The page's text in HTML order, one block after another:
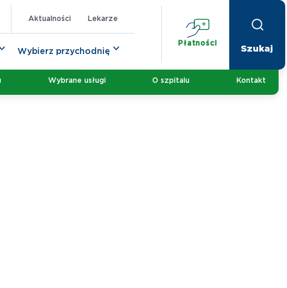
Aktualności Lekarze
Płatności
Wybierz przychodnię
Wybrane usługi O szpitalu Kontakt